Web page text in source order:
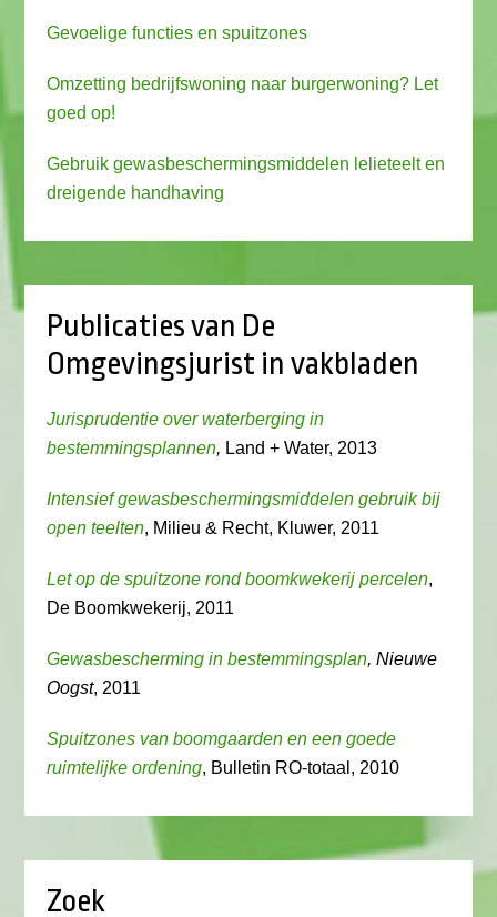
Gevoelige functies en spuitzones
Omzetting bedrijfswoning naar burgerwoning? Let
goed op!
Gebruik gewasbeschermingsmiddelen lelieteelt en
dreigende handhaving
Publicaties van De
Omgevingsjurist in vakbladen
Jurisprudentie over waterberging in
bestemmingsplannen, Land + Water, 2013
Intensief gewasbeschermingsmiddelen gebruik bij
open teelten, Milieu & Recht, Kluwer, 2011
Let op de spuitzone rond boomkwekerij percelen,
De Boomkwekerij, 2011
Gewasbescherming in bestemmingsplan, Nieuwe
Oogst, 2011
Spuitzones van boomgaarden en een goede
ruimtelijke ordening, Bulletin RO-totaal, 2010
Zoek